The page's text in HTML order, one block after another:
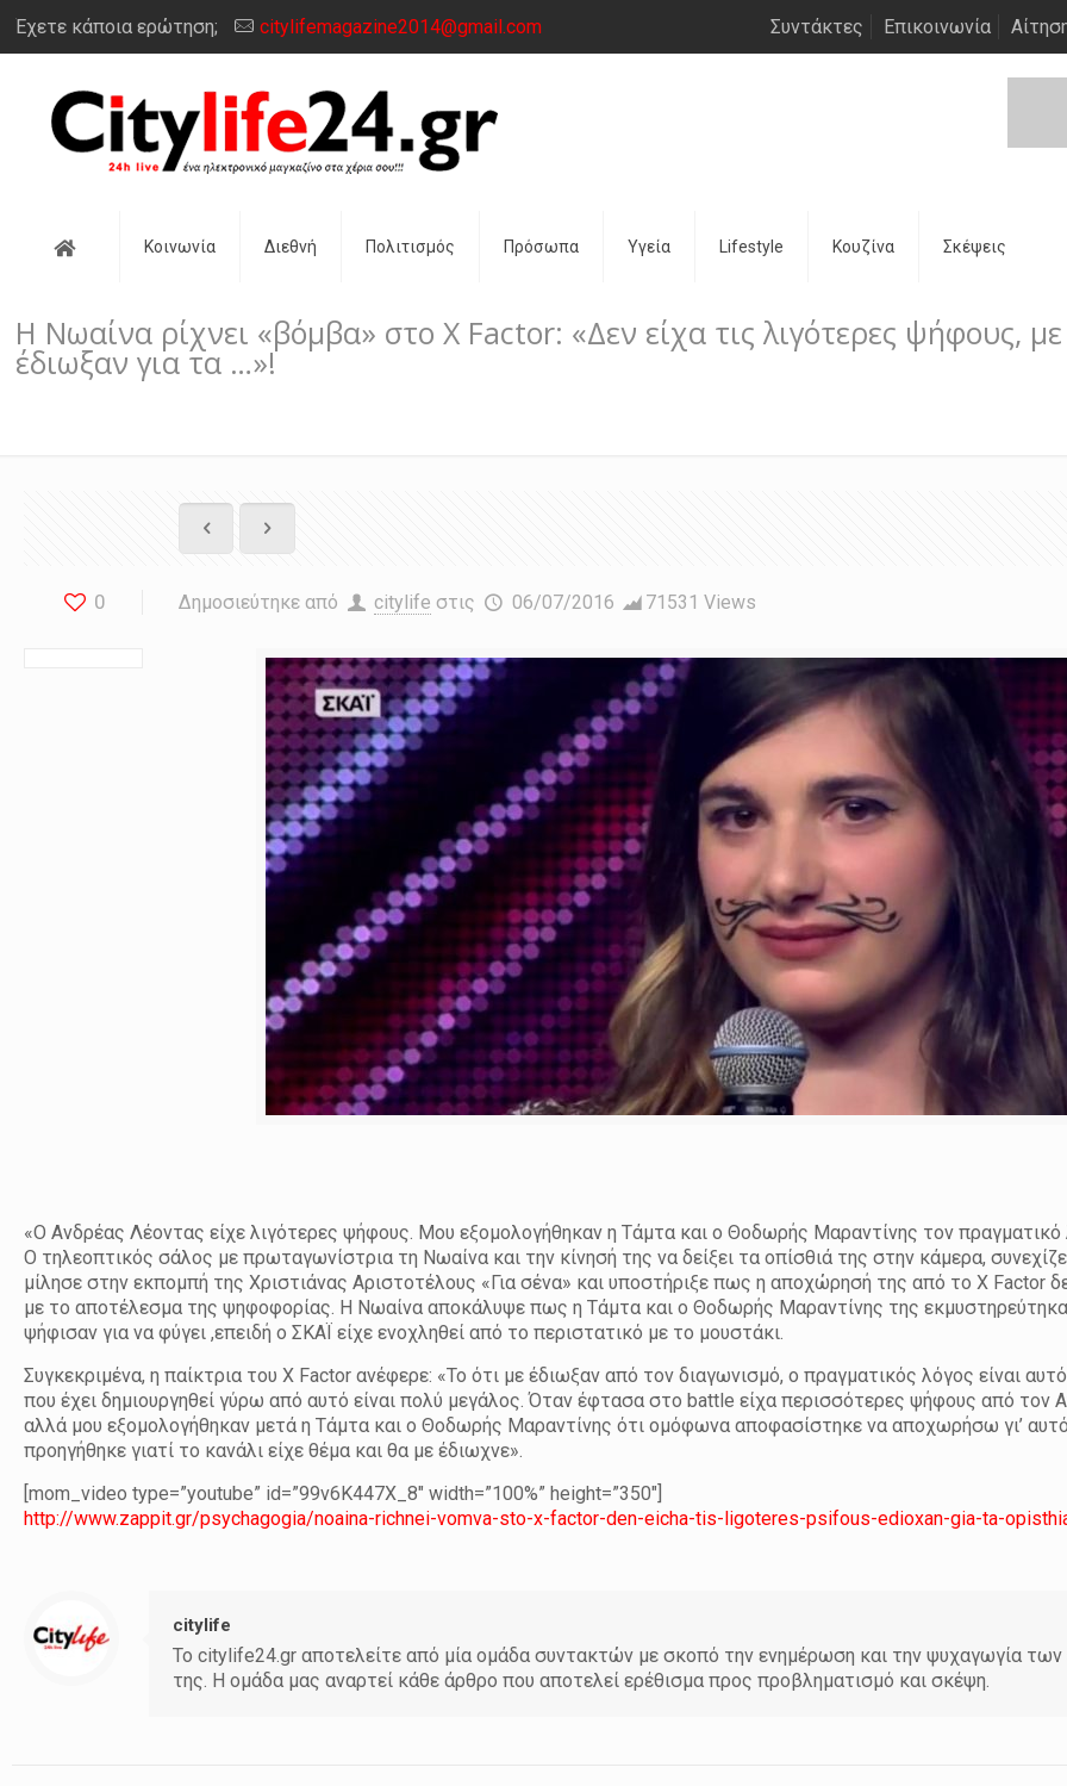
Έχετε κάποια ερώτηση; citylifemagazine2014@gmail.com Συντάκτες Επικοινωνία
Αρχική Κοινωνία Διεθνή Πολιτισμός Πρόσωπα Υγεία Lifestyle Κουζίνα Σκέψεις
Η Νωαίνα ρίχνει «βόμβα» στο X Factor: «Δεν είχα τις λιγότερες ψήφους, με
έδιωξαν για τα …»!
0 Δημοσιεύτηκε από citylife στις 06/07/2016 71531 Views
«Ο Ανδρέας Λέοντας είχε λιγότερες ψήφους. Μου εξομολογήθηκαν η Τάμτα και ο Θοδωρής Μαραντίνης τον πραγματικό
Ο τηλεοπτικός σάλος με πρωταγωνίστρια τη Νωαίνα και την κίνησή της να δείξει τα οπίσθιά της στην κάμερα,
μίλησε στην εκπομπή της Χριστιάνας Αριστοτέλους «Για σένα» και υποστήριξε πως η αποχώρησή της από το X Factor
με το αποτέλεσμα της ψηφοφορίας. Η Νωαίνα αποκάλυψε πως η Τάμτα και ο Θοδωρής Μαραντίνης της
ψήφισαν για να φύγει ,επειδή ο ΣΚΑΪ είχε ενοχληθεί από το περιστατικό με το μουστάκι.
Συγκεκριμένα, η παίκτρια του X Factor ανέφερε: «Το ότι με έδιωξαν από τον διαγωνισμό, ο πραγματικός λόγος είναι
που έχει δημιουργηθεί γύρω από αυτό είναι πολύ μεγάλος. Όταν έφτασα στο battle είχα περισσότερες ψήφους από τον
αλλά μου εξομολογήθηκαν μετά η Τάμτα και ο Θοδωρής Μαραντίνης ότι ομόφωνα αποφασίστηκε να αποχωρήσω γι’
προηγήθηκε γιατί το κανάλι είχε θέμα και θα με έδιωχνε».
[mom_video type=”youtube” id=”99v6K447X_8″ width=”100%” height=”350″]
http://www.zappit.gr/psychagogia/noaina-richnei-vomva-sto-x-factor-den-eicha-tis-ligoteres-psifous-edioxan-gia-ta-
citylife
Το citylife24.gr αποτελείτε από μία ομάδα συντακτών με σκοπό την ενημέρωση και την ψυχαγωγία
της. Η ομάδα μας αναρτεί κάθε άρθρο που αποτελεί ερέθισμα προς προβληματισμό και σκέψη.